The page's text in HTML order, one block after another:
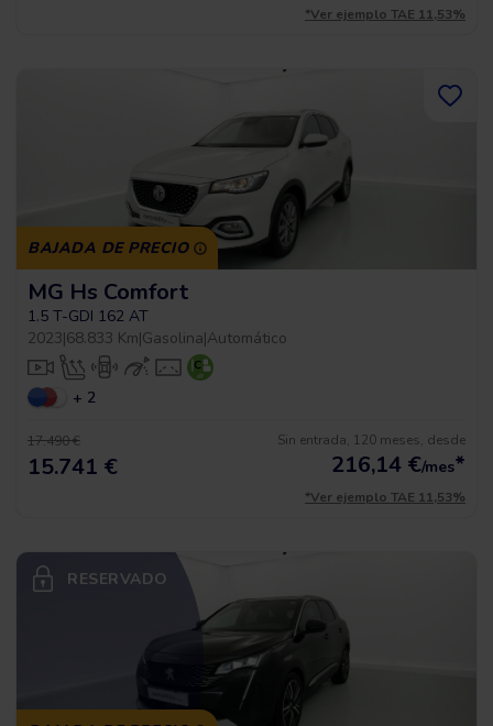
*Ver ejemplo TAE 11,53%
BAJADA DE PRECIO
MG Hs Comfort
1.5 T-GDI 162 AT
2023|68.833 Km|Gasolina|Automático
+ 2
17.490 €
15.741 €
Sin entrada, 120 meses, desde
216,14 €/mes*
*Ver ejemplo TAE 11,53%
RESERVADO